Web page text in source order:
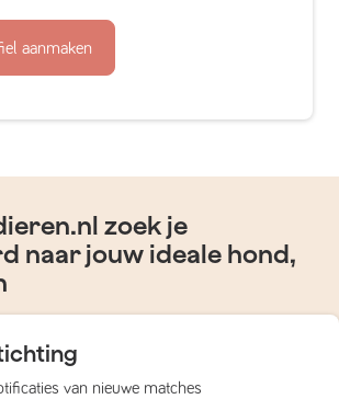
aanmaken
zoek je
naar jouw ideale hond,
van nieuwe matches